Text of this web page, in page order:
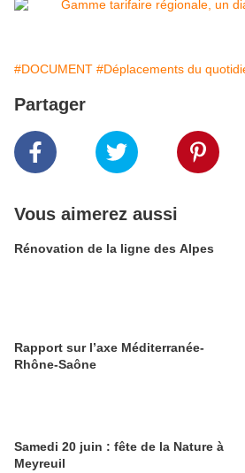
#DOCUMENT #Déplacements du
Partager
Vous aimerez aussi
Rénovation de la ligne des Alpes
Rapport sur l’axe Méditerranée-
Rhône-Saône
Samedi 20 juin : fête de la Nature à
Meyreuil